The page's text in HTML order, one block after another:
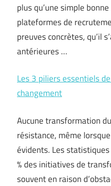
plus qu’une simple
plateformes de
preuves concrètes, qu’il
antérieures …
Les 3 piliers essentiels
changement
Aucune transformation
résistance, même
évidents. Les
% des initiatives de
souvent en raison